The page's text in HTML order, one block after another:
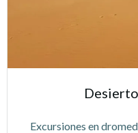
Excursiones en